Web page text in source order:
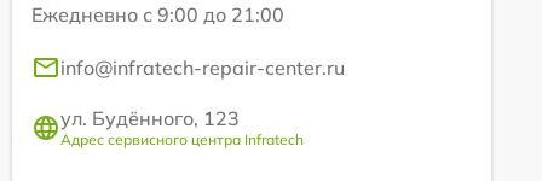
Ежедневно с 9:00 до 21:00
info@infratech-repair-center.ru
ул. Будённого, 123
Адрес сервисного центра Infratech